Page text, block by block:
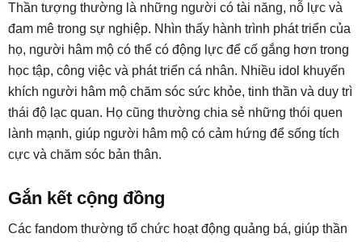
Thần tượng thường là những người có tài năng, nỗ lực và
đam mê trong sự nghiệp. Nhìn thấy hành trình phát triển của
họ, người hâm mộ có thể có động lực để cố gắng hơn trong
học tập, công việc và phát triển cá nhân. Nhiều idol khuyến
khích người hâm mộ chăm sóc sức khỏe, tinh thần và duy trì
thái độ lạc quan. Họ cũng thường chia sẻ những thói quen
lành mạnh, giúp người hâm mộ có cảm hứng để sống tích
cực và chăm sóc bản thân.
Gắn kết cộng đồng
Các fandom thường tổ chức hoạt động quảng bá, giúp thần